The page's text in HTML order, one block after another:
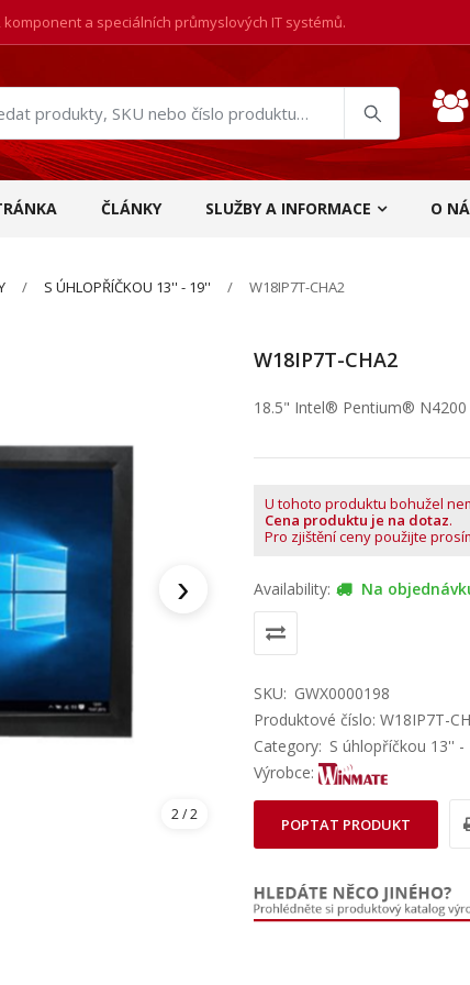
a speciálních průmyslových IT systémů.
ČLÁNKY SLUŽBY A INFORMACE O
S ÚHLOPŘÍČKOU 13'' - 19'' W18IP7T-CHA2
›
1/ 2
W18IP7T-CHA2
18.5" Intel® Pentium® N4200
U tohoto produktu bohužel
Cena produktu je na dotaz.
Pro zjištění ceny použijte
Availability: Na
SKU: GWX0000198
Produktové číslo: W18IP7T-
Category: S úhlopříčkou 13'' -
Výrobce:
POPTAT PRODUKT